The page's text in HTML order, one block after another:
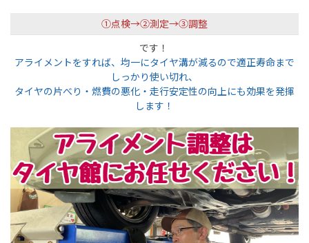
①点検→②測定→③調整
です！
アライメントをすれば、均一にタイヤ溝が減るので適正寿命まで
しっかり使い切れ、
タイヤの片べり・燃費の悪化・走行安定性の向上にも効果を発揮
します！